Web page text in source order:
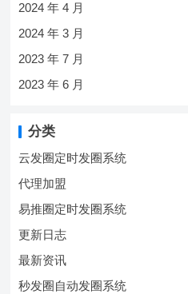
2024 年 4 月
2024 年 3 月
2023 年 7 月
2023 年 6 月
分类
云发圈定时发圈系统
代理加盟
易推圈定时发圈系统
更新日志
最新资讯
秒发圈自动发圈系统